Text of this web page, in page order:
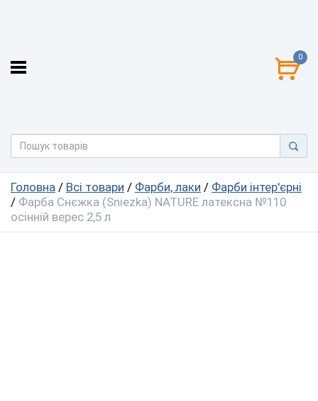
0
Головна / Всі товари / Фарби, лаки / Фарби інтер'єрні
/ Фарба Снєжка (Sniezka) NATURE латексна №110
осінній верес 2,5 л